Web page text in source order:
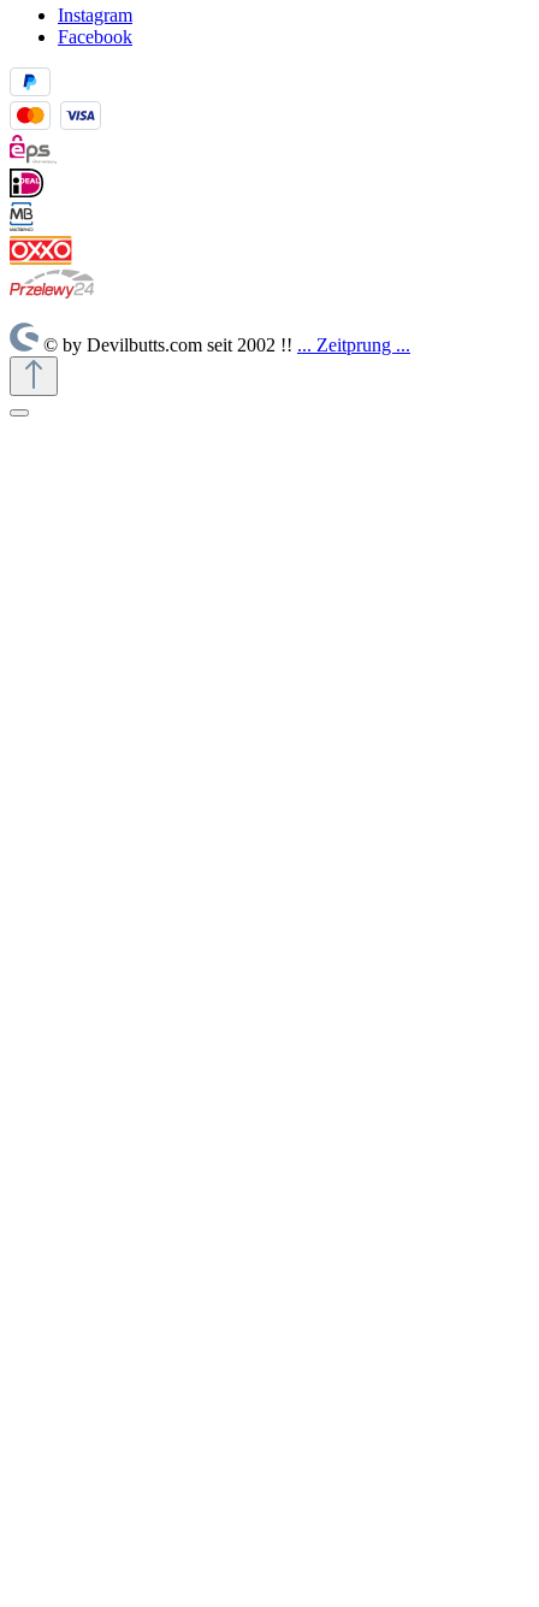
Instagram
Facebook
© by Devilbutts.com seit 2002 !! ... Zeitprung ...